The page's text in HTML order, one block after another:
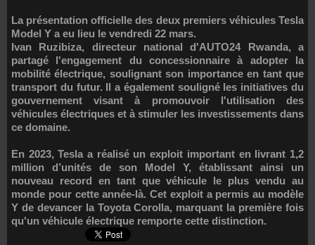
La présentation officielle des deux premiers véhicules Tesla
Model Y a eu lieu le vendredi 22 mars.
Ivan Ruzibiza, directeur national d'AUTO24 Rwanda, a
partagé l'engagement du concessionnaire à adopter la
mobilité électrique, soulignant son importance en tant que
transport du futur. Il a également souligné les initiatives du
gouvernement visant à promouvoir l'utilisation des
véhicules électriques et à stimuler les investissements dans
ce domaine.
En 2023, Tesla a réalisé un exploit important en livrant 1,2
million d’unités de son Model Y, établissant ainsi un
nouveau record en tant que véhicule le plus vendu au
monde pour cette année-là. Cet exploit a permis au modèle
Y de devancer la Toyota Corolla, marquant la première fois
qu'un véhicule électrique remporte cette distinction.